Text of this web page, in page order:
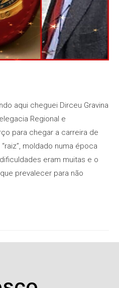
aqui cheguei Dirceu Gravina
Regional e
para chegar a carreira de
moldado numa época
eram muitas e o
prevalecer para não